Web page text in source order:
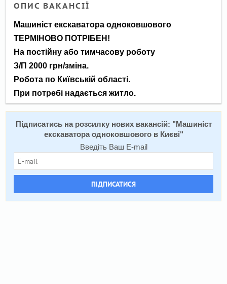
ОПИС ВАКАНСІЇ
Машиніст екскаватора одноковшового
ТЕРМІНОВО ПОТРІБЕН!
На постійну або тимчасову роботу
З/П 2000 грн/зміна.
Робота по Київській області.
При потребі надається житло.
Підписатись на розсилку нових вакансій: " Машиніст
екскаватора одноковшового в Києві"
Введіть Ваш E-mail
ПІДПИСАТИСЯ